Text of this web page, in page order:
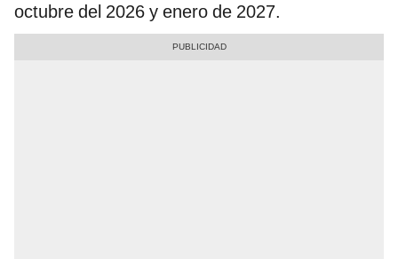
octubre del 2026 y enero de 2027.